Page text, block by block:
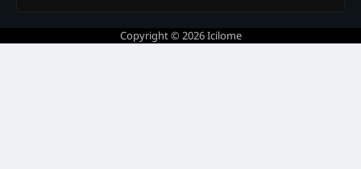
Copyright © 2026Icilome